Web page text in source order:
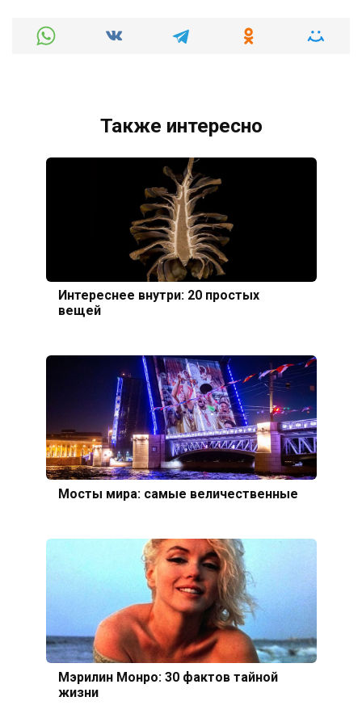
Также интересно
Интереснее внутри: 20 простых
вещей
Мосты мира: самые величественные
Мэрилин Монро: 30 фактов тайной
жизни